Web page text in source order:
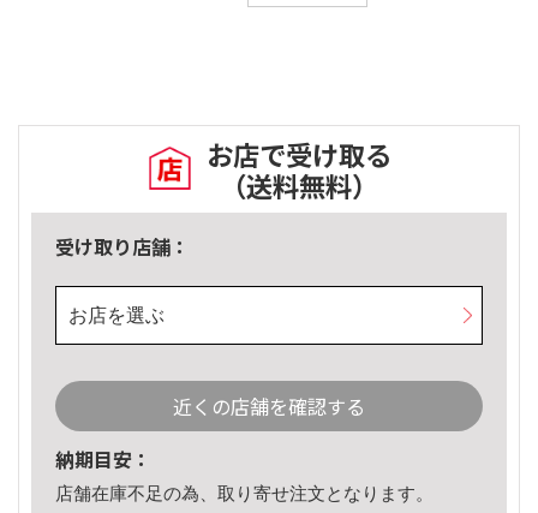
お店で受け取る
（送料無料）
受け取り店舗：
お店を選ぶ
近くの店舗を確認する
納期目安：
店舗在庫不足の為、取り寄せ注文となります。